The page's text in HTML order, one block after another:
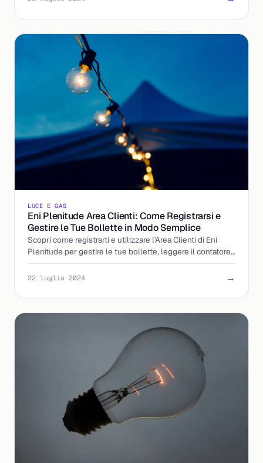
LUCE E GAS
Eni Plenitude Area Clienti: Come Registrarsi e
Gestire le Tue Bollette in Modo Semplice
Scopri come registrarti e utilizzare l'Area Clienti di Eni
Plenitude per gestire le tue bollette, leggere il contatore
e ottenere vantaggi esclusivi.
22 luglio 2024 →